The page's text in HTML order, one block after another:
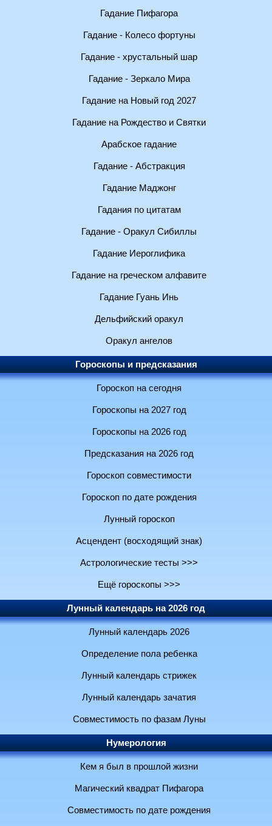
Гадание Пифагора
Гадание - Колесо фортуны
Гадание - хрустальный шар
Гадание - Зеркало Мира
Гадание на Новый год 2027
Гадание на Рождество и Святки
Арабское гадание
Гадание - Абстракция
Гадание Маджонг
Гадания по цитатам
Гадание - Оракул Сибиллы
Гадание Иероглифика
Гадание на греческом алфавите
Гадание Гуань Инь
Дельфийский оракул
Оракул ангелов
Гороскопы и предсказания
Гороскоп на сегодня
Гороскопы на 2027 год
Гороскопы на 2026 год
Предсказания на 2026 год
Гороскоп совместимости
Гороскоп по дате рождения
Лунный гороскоп
Асцендент (восходящий знак)
Астрологические тесты >>>
Ещё гороскопы >>>
Лунный календарь на 2026 год
Лунный календарь 2026
Определение пола ребенка
Лунный календарь стрижек
Лунный календарь зачатия
Совместимость по фазам Луны
Нумерология
Кем я был в прошлой жизни
Магический квадрат Пифагора
Совместимость по дате рождения